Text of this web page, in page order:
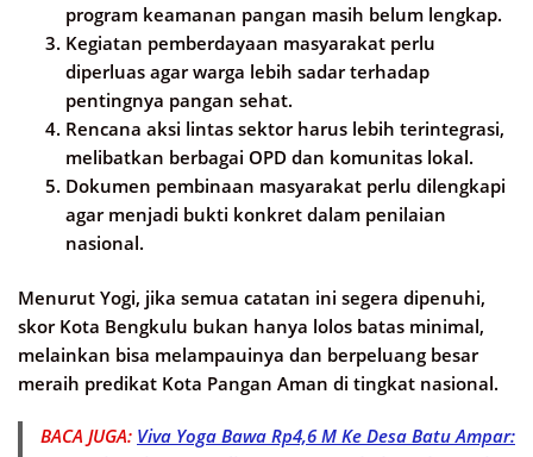
program keamanan pangan masih belum lengkap.
Kegiatan pemberdayaan masyarakat perlu
diperluas agar warga lebih sadar terhadap
pentingnya pangan sehat.
Rencana aksi lintas sektor harus lebih terintegrasi,
melibatkan berbagai OPD dan komunitas lokal.
Dokumen pembinaan masyarakat perlu dilengkapi
agar menjadi bukti konkret dalam penilaian
nasional.
Menurut Yogi, jika semua catatan ini segera dipenuhi,
skor Kota Bengkulu bukan hanya lolos batas minimal,
melainkan bisa melampauinya dan berpeluang besar
meraih predikat Kota Pangan Aman di tingkat nasional.
BACA JUGA: Viva Yoga Bawa Rp4,6 M Ke Desa Batu Ampar: